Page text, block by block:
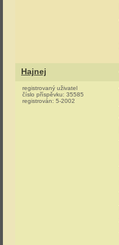
Hajnej
registrovaný uživatel
číslo příspěvku: 35585
registrován: 5-2002